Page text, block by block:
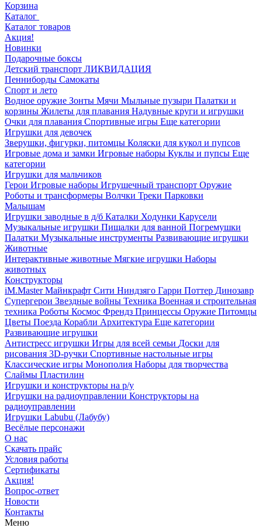
Корзина
Каталог
Каталог товаров
Акция!
Новинки
Подарочные боксы
Детский транспорт ЛИКВИДАЦИЯ
Пенниборды Самокаты
Спорт и лето
Водное оружие Зонты Мячи Мыльные пузыри Палатки и
корзины Жилеты для плавания Надувные круги и игрушки
Очки для плавания Спортивные игры Еще категории
Игрушки для девочек
Зверушки, фигурки, питомцы Коляски для кукол и пупсов
Игровые дома и замки Игровые наборы Куклы и пупсы Еще
категории
Игрушки для мальчиков
Герои Игровые наборы Игрушечный транспорт Оружие
Роботы и трансформеры Волчки Треки Парковки
Малышам
Игрушки заводные в д/б Каталки Ходунки Карусели
Музыкальные игрушки Пищалки для ванной Погремушки
Палатки Музыкальные инструменты Развивающие игрушки
Животные
Интерактивные животные Мягкие игрушки Наборы
животных
Конструкторы
iM.Master Майнкрафт Сити Ниндзяго Гарри Поттер Динозавр
Супергерои Звездные войны Техника Военная и строительная
техника Роботы Космос Френдз Принцессы Оружие Питомцы
Цветы Поезда Корабли Архитектура Еще категории
Развивающие игрушки
Антистресс игрушки Игры для всей семьи Доски для
рисования 3D-ручки Спортивные настольные игры
Классические игры Монополия Наборы для творчества
Слаймы Пластилин
Игрушки и конструкторы на р/у
Игрушки на радиоуправлении Конструкторы на
радиоуправлении
Игрушки Labubu (Лабубу)
Весёлые персонажи
О нас
Скачать прайс
Условия работы
Сертификаты
Акция!
Вопрос-ответ
Новости
Контакты
Меню